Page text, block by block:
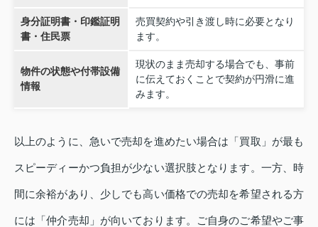
身分証明書・印鑑証明
書・住民票
売買契約や引き渡し時に必要となり
ます。
物件の状態や付帯設備
情報
現状のまま売却する場合でも、事前
に伝えておくことで契約が円滑に進
みます。
以上のように、急いで売却を進めたい場合は「買取」が最も
スピーディーかつ負担が少ない選択肢となります。一方、時
間に余裕があり、少しでも高い価格での売却を希望される方
には「仲介売却」が向いております。ご自身のご希望やご事